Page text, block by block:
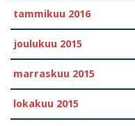
tammikuu 2016
joulukuu 2015
marraskuu 2015
lokakuu 2015